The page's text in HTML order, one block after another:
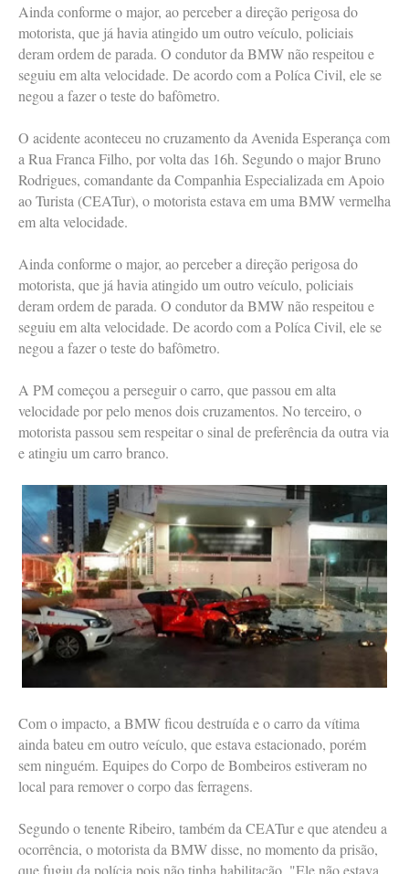
Ainda conforme o major, ao perceber a direção perigosa do
motorista, que já havia atingido um outro veículo, policiais
deram ordem de parada. O condutor da BMW não respeitou e
seguiu em alta velocidade. De acordo com a Políca Civil, ele se
negou a fazer o teste do bafômetro.
O acidente aconteceu no cruzamento da Avenida Esperança com
a Rua Franca Filho, por volta das 16h. Segundo o major Bruno
Rodrigues, comandante da Companhia Especializada em Apoio
ao Turista (CEATur), o motorista estava em uma BMW vermelha
em alta velocidade.
Ainda conforme o major, ao perceber a direção perigosa do
motorista, que já havia atingido um outro veículo, policiais
deram ordem de parada. O condutor da BMW não respeitou e
seguiu em alta velocidade. De acordo com a Políca Civil, ele se
negou a fazer o teste do bafômetro.
A PM começou a perseguir o carro, que passou em alta
velocidade por pelo menos dois cruzamentos. No terceiro, o
motorista passou sem respeitar o sinal de preferência da outra via
e atingiu um carro branco.
Com o impacto, a BMW ficou destruída e o carro da vítima
ainda bateu em outro veículo, que estava estacionado, porém
sem ninguém. Equipes do Corpo de Bombeiros estiveram no
local para remover o corpo das ferragens.
Segundo o tenente Ribeiro, também da CEATur e que atendeu a
ocorrência, o motorista da BMW disse, no momento da prisão,
que fugiu da polícia pois não tinha habilitação. "Ele não estava